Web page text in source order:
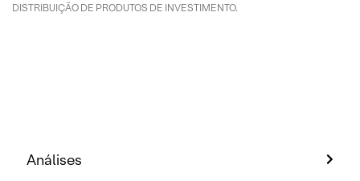
DISTRIBUIÇÃO DE PRODUTOS DE INVESTIMENTO.
Análises